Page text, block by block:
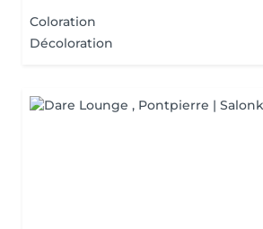
Coloration
Décoloration